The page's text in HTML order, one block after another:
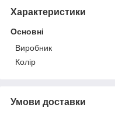
Характеристики
Основні
Виробник
Колір
Умови доставки